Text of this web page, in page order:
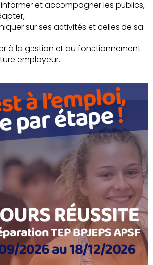
informer et accompagner les publics,
sur ses activités et celles de sa
à la gestion et au fonctionnement
employeur.